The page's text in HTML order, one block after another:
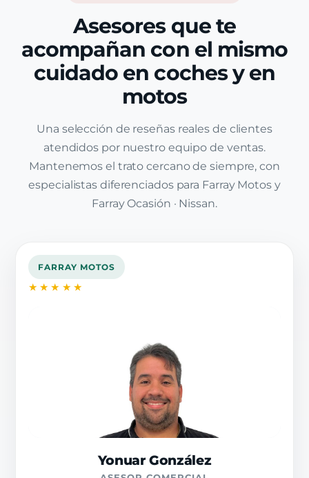
Asesores que te
acompañan con el mismo
cuidado en coches y en
motos
Una selección de reseñas reales de clientes
atendidos por nuestro equipo de ventas.
Mantenemos el trato cercano de siempre, con
especialistas diferenciados para Farray Motos y
Farray Ocasión · Nissan.
FARRAY MOTOS
★★★★★
Yonuar González